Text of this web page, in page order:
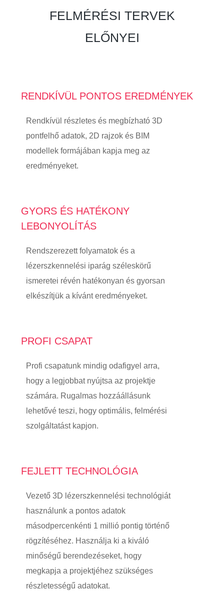
FELMÉRÉSI TERVEK
ELŐNYEI
RENDKÍVÜL PONTOS EREDMÉNYEK
Rendkívül részletes és megbízható 3D
pontfelhő adatok, 2D rajzok és BIM
modellek formájában kapja meg az
eredményeket.
GYORS ÉS HATÉKONY
LEBONYOLÍTÁS
Rendszerezett folyamatok és a
lézerszkennelési iparág széleskörű
ismeretei révén hatékonyan és gyorsan
elkészítjük a kívánt eredményeket.
PROFI CSAPAT
Profi csapatunk mindig odafigyel arra,
hogy a legjobbat nyújtsa az projektje
számára. Rugalmas hozzáállásunk
lehetővé teszi, hogy optimális, felmérési
szolgáltatást kapjon.
FEJLETT TECHNOLÓGIA
Vezető 3D lézerszkennelési technológiát
használunk a pontos adatok
másodpercenkénti 1 millió pontig történő
rögzítéséhez. Használja ki a kiváló
minőségű berendezéseket, hogy
megkapja a projektjéhez szükséges
részletességű adatokat.